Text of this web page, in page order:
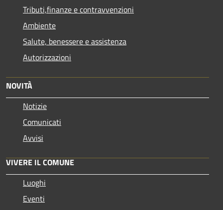
Tributi,finanze e contravvenzioni
Ambiente
Salute, benessere e assistenza
Autorizzazioni
NOVITÀ
Notizie
Comunicati
Avvisi
VIVERE IL COMUNE
Luoghi
Eventi